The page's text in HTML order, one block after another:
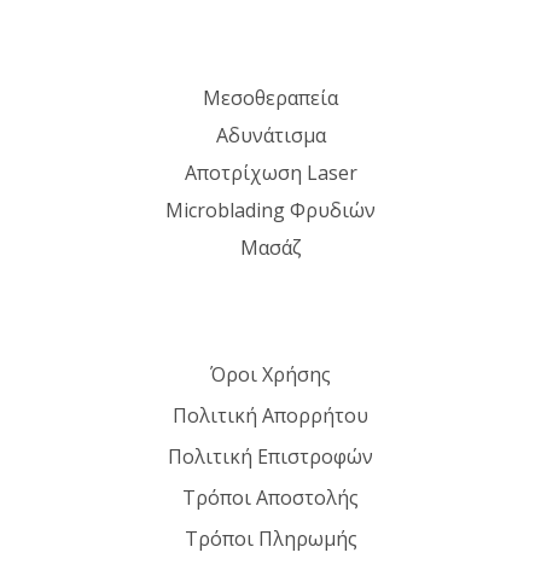
Μεσοθεραπεία
Αδυνάτισμα
Αποτρίχωση Laser
Microblading Φρυδιών
Μασάζ
Όροι Χρήσης
Πολιτική Απορρήτου
Πολιτική Επιστροφών
Τρόποι Αποστολής
Τρόποι Πληρωμής